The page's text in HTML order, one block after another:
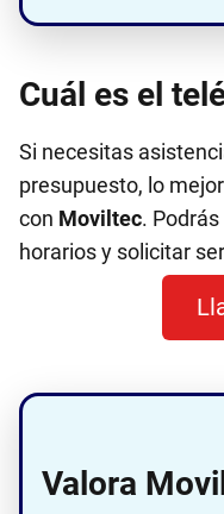
Cuál es el
Si necesitas
presupuesto, lo
con Moviltec.
horarios y solicitar
Valora